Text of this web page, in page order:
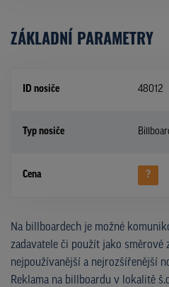
ZÁKLADNÍ PARAMETRY
ID nosiče 48012
Typ nosiče
Cena ?
Na billboardech je možné
zadavatele či použít jako směrové
nejpoužívanější a nejrozšířenější
Reklama na billboardu v lokalitě